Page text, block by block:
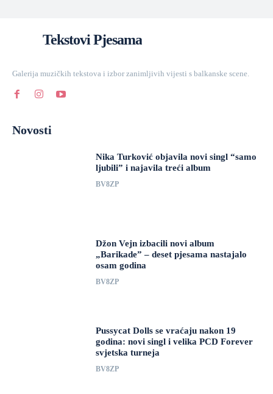
Tekstovi Pjesama
Galerija muzičkih tekstova i izbor zanimljivih vijesti s balkanske scene.
Novosti
Nika Turković objavila novi singl “samo
ljubili” i najavila treći album
BV8ZP
Džon Vejn izbacili novi album
„Barikade” – deset pjesama nastajalo
osam godina
BV8ZP
Pussycat Dolls se vraćaju nakon 19
godina: novi singl i velika PCD Forever
svjetska turneja
BV8ZP